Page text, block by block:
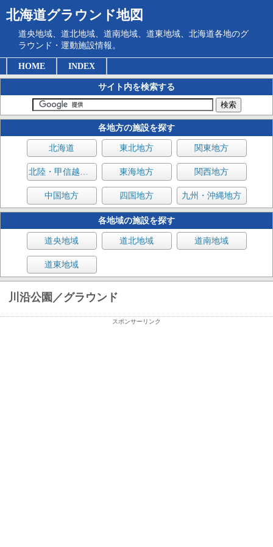
北海道グラウンド地図
道央地域、道北地域、道南地域、道東地域、北海道各地のグ
ラウンド・運動施設情報。
HOME INDEX
サイト内を検索する
各地方の施設を探す
北海道 東北地方 関東地方
北陸・甲信越地方 東海地方 関西地方
中国地方 四国地方 九州・沖縄地方
各地域の施設を探す
道央地域 道北地域 道南地域
道東地域
川沿公園／グラウンド
スポンサーリンク